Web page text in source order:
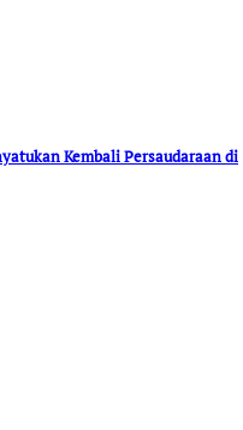
Kembali Persaudaraan di